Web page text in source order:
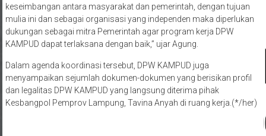
keseimbangan antara masyarakat dan pemerintah, dengan tujuan
mulia ini dan sebagai organisasi yang independen maka diperlukan
dukungan sebagai mitra Pemerintah agar program kerja DPW
KAMPUD dapat terlaksana dengan baik,” ujar Agung.
Dalam agenda koordinasi tersebut, DPW KAMPUD juga
menyampaikan sejumlah dokumen-dokumen yang berisikan profil
dan legalitas DPW KAMPUD yang langsung diterima pihak
Kesbangpol Pemprov Lampung, Tavina Anyah di ruang kerja.(*/her)